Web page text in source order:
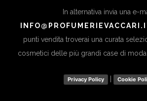
In alternativa invia una e-
punti vendita troverai una curata
cosmetici delle più grandi case di moda
Privacy Policy Cookie